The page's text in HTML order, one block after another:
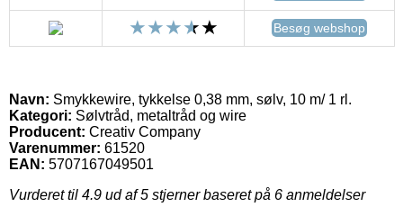
Besøg webshop
Navn: Smykkewire, tykkelse 0,38 mm, sølv, 10 m/ 1 rl.
Kategori: Sølvtråd, metaltråd og wire
Producent: Creativ Company
Varenummer: 61520
EAN: 5707167049501
Vurderet til 4.9 ud af 5 stjerner baseret på 6 anmeldelser